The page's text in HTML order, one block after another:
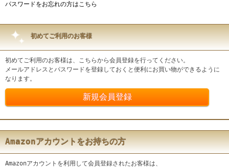
パスワードをお忘れの方はこちら
初めてご利用のお客様
初めてご利用のお客様は、こちらから会員登録を行ってください。
メールアドレスとパスワードを登録しておくと便利にお買い物ができるように
なります。
Amazonアカウントをお持ちの方
Amazonアカウントを利用して会員登録されたお客様は、